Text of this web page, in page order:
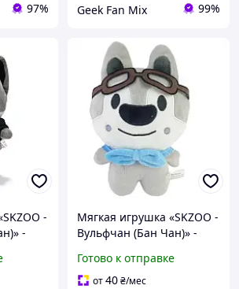
97% Geek Fan Mix 99%
-
-
Мягкая игрушка «SKZOO -
Вульфчан (Бан Чан)» -
ver.)
Готово к отправке
от40₴/мес